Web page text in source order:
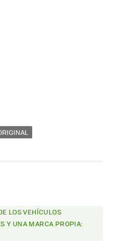
LOS VEHÍCULOS
Y UNA MARCA PROPIA: